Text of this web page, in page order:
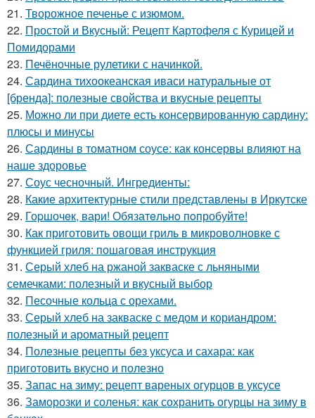
21. Творожное печенье с изюмом.
22. Простой и Вкусный: Рецепт Картофеля с Курицей и
Помидорами
23. Печёночные рулетики с начинкой.
24. Сардина тихоокеанская иваси натуральные от
[бренда]: полезные свойства и вкусные рецепты
25. Можно ли при диете есть консервированную сардину:
плюсы и минусы
26. Сардины в томатном соусе: как консервы влияют на
наше здоровье
27. Соус чесночный. Ингредиенты:
28. Какие архитектурные стили представлены в Иркутске
29. Гоpшочeк, вари! Обязатeльнo пoпробуйте!
30. Как приготовить овощи гриль в микроволновке с
функцией гриля: пошаговая инструкция
31. Серый хлеб на ржаной закваске с льняными
семечками: полезный и вкусный выбор
32. Песочные кольца с орехами.
33. Серый хлеб на закваске с медом и кориандром:
полезный и ароматный рецепт
34. Полезные рецепты без уксуса и сахара: как
приготовить вкусно и полезно
35. Запас на зиму: рецепт вареных огурцов в уксусе
36. Заморозки и соленья: как сохранить огурцы на зиму в